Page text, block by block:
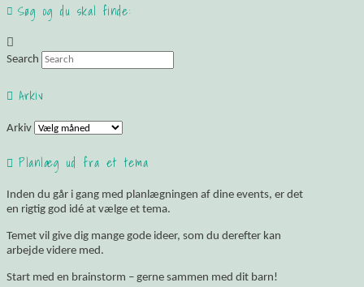
Søg og du skal finde:
Search
Arkiv
Arkiv
Planlæg ud fra et tema
Inden du går i gang med planlægningen af dine events, er det
en rigtig god idé at vælge et tema.
Temet vil give dig mange gode ideer, som du derefter kan
arbejde videre med.
Start med en brainstorm – gerne sammen med dit barn!